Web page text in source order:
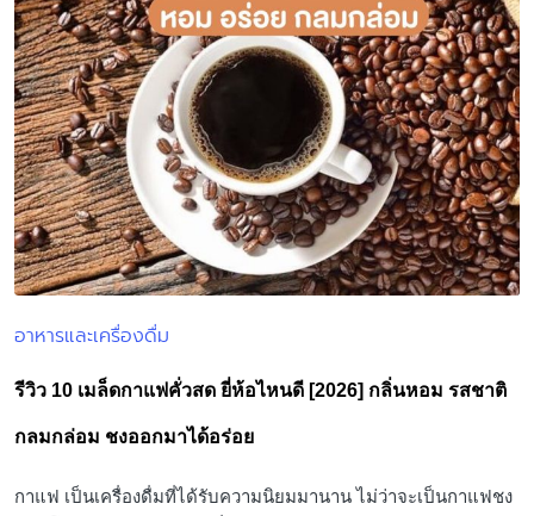
Posted
อาหารและเครื่องดื่ม
รีวิว 10 เมล็ดกาแฟคั่วสด ยี่ห้อไหนดี [2026] กลิ่นหอม รสชาติ
กลมกล่อม ชงออกมาได้อร่อย
กาแฟ เป็นเครื่องดื่มที่ได้รับความนิยมมานาน ไม่ว่าจะเป็นกาแฟชง